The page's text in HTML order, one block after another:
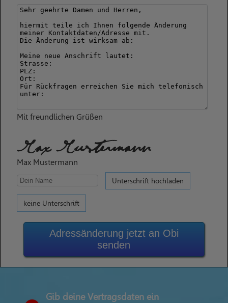
Mit freundlichen Grüßen
Max Mustermann
Max Mustermann
Unterschrift hochladen
keine Unterschrift
Adressänderung jetzt an Obi
senden
Gib deine Vertragsdaten ein